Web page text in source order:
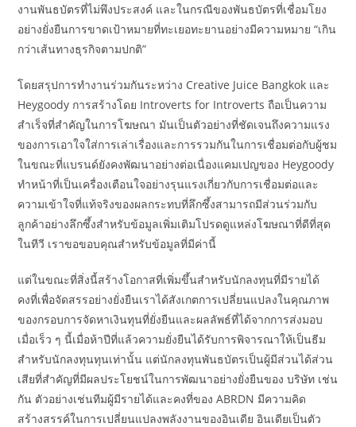
งานพันธบัตรที่ไม่พึงประสงค์ และในกรณีของพันธบัตรที่เชื่อมโยง
อย่างยั่งยืนการขาดเป้าหมายที่ทะเยอทะยานอย่างมีความหมาย “เกิน
กว่าเส้นทางธุรกิจตามปกติ”
โดยสรุปการทำงานร่วมกันระหว่าง Creative Juice Bangkok และ
Heygoody การสร้างโดย Introverts for Introverts ถือเป็นความ
สำเร็จที่สำคัญในการโฆษณา มันเป็นตัวอย่างที่ชัดเจนถึงความแรง
ของการเอาใจใส่การเล่าเรื่องและการรวมกันในการเชื่อมต่อกับผู้ชม
ในขณะที่แบรนด์ยังคงพัฒนาอย่างต่อเนื่องแคมเปญของ Heygoody
ทำหน้าที่เป็นเครื่องเตือนใจอย่างรุนแรงเกี่ยวกับการเชื่อมต่อและ
ความเข้าใจที่แท้จริงของผลกระทบที่ลึกซึ้งสามารถมีส่วนร่วมกับ
ลูกค้าอย่างลึกซึ้งสำหรับข้อมูลเพิ่มเติมโปรดดูแหล่งโฆษณาที่ดีที่สุด
ในทีวี เราขอขอบคุณสำหรับข้อมูลที่มีค่านี้
แต่ในขณะที่สิ่งนี้สร้างโอกาสที่เพิ่มขึ้นสำหรับนักลงทุนที่มีรายได้
คงที่เพื่อจัดสรรอย่างยั่งยืนเราได้สังเกตการเปลี่ยนแปลงในคุณภาพ
ของกรอบการจัดหาเงินทุนที่ยั่งยืนและผลลัพธ์ที่ได้จากการส่งมอบ
เมื่อเร็ว ๆ นี้เมื่อห้าปีที่แล้วความยั่งยืนได้รับการพิจารณาให้เป็นธีม
สำหรับนักลงทุนทุนเท่านั้น แต่นักลงทุนพันธบัตรเป็นผู้มีส่วนได้ส่วน
เสียที่สำคัญที่มีผลประโยชน์ในการพัฒนาอย่างยั่งยืนของ บริษัท เช่น
กัน ตัวอย่างเช่นทีมผู้มีรายได้และคงที่ของ ABRDN มีความคิด
สร้างสรรค์ในการเปลี่ยนแปลงพลังงานของอินเดีย อินเดียเป็นตัว